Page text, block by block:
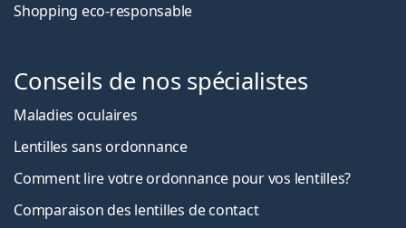
Shopping eco-responsable
Conseils de nos spécialistes
Maladies oculaires
Lentilles sans ordonnance
Comment lire votre ordonnance pour vos lentilles?
Comparaison des lentilles de contact